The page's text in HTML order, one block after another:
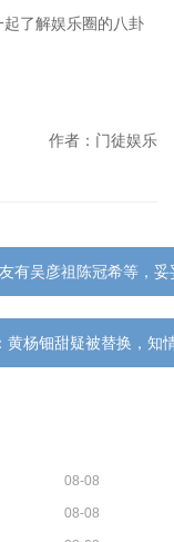
了解娱乐圈的八卦
作者：门徒娱乐
有吴彦祖陈冠希等，妥
杨钿甜疑被替换，知
08-08
08-08